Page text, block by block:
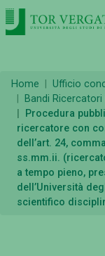
Home Ufficio
Bandi
Procedura
ricercatore con
dell’art. 24,
ss.mm.ii.
a tempo pieno,
dell’Università
scientifico